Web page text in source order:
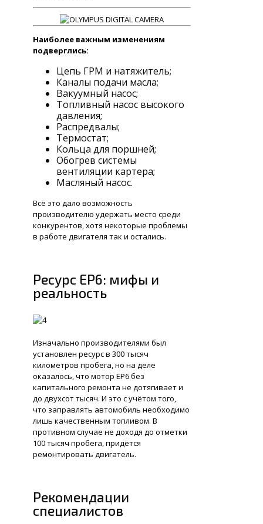
Наиболее важным изменениям
подверглись:
Цепь ГРМ и натяжитель;
Каналы подачи масла;
Вакуумный насос;
Топливный насос высокого
давления;
Распредвалы;
Термостат;
Кольца для поршней;
Обогрев системы
вентиляции картера;
Масляный насос.
Всё это дало возможность
производителю удержать место среди
конкурентов, хотя некоторые проблемы
в работе двигателя так и остались.
Ресурс EP6: мифы и
реальность
Изначально производителями был
установлен ресурс в 300 тысяч
километров пробега, но на деле
оказалось, что мотор EP6 без
капитального ремонта не дотягивает и
до двухсот тысяч. И это с учётом того,
что заправлять автомобиль необходимо
лишь качественным топливом. В
противном случае не доходя до отметки
100 тысяч пробега, придётся
ремонтировать двигатель.
Рекомендации
специалистов